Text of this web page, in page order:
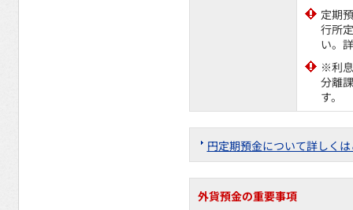
定期
行所
い。
※利
分離
す。
円定期預金について詳しく
外貨預金の重要事項